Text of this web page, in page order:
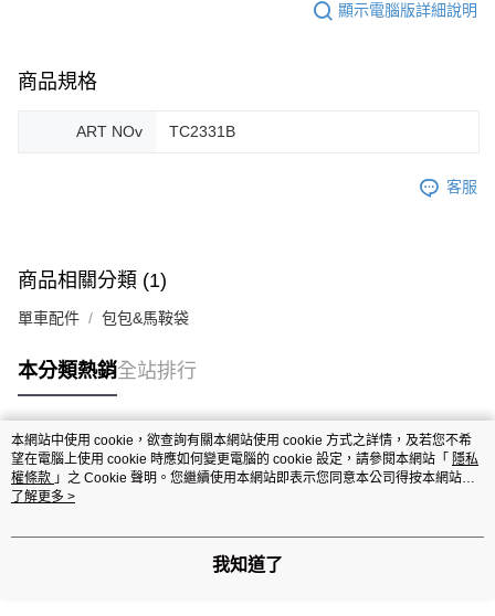
顯示電腦版詳細說明
商品規格
ART NOv TC2331B
客服
商品相關分類 (1)
單車配件 包包&馬鞍袋
本分類熱銷全站排行
熱門標籤
本網站中使用 cookie，欲查詢有關本網站使用 cookie 方式之詳情，及若您不希
望在電腦上使用 cookie 時應如何變更電腦的 cookie 設定，請參閱本網站「 隱私
權條款 」之 Cookie 聲明。您繼續使用本網站即表示您同意本公司得按本網站使
用條款之 Cookie 聲明使用 cookie。
了解更多 >
我知道了